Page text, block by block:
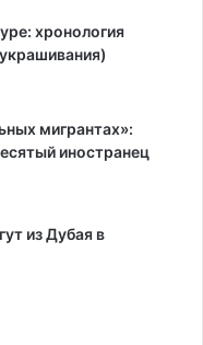
хронология
мигрантах»:
иностранец
из Дубая в